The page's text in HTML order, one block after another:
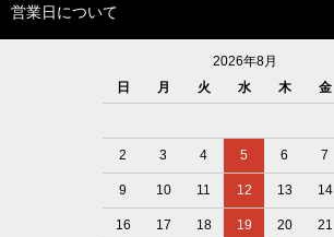
営業日について
2026年8月
日
月 火 水 木 金
2 3 4 5 6 7
9 10 11 12 13 14
16 17 18 19 20 21